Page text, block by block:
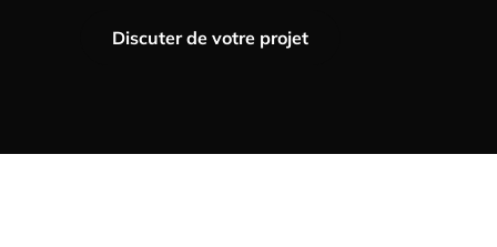
Discuter de votre projet